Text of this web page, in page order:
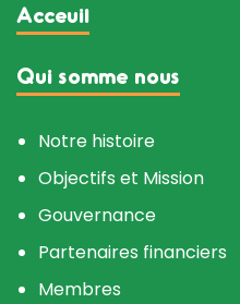
Acceuil
Qui somme nous
Notre histoire
Objectifs et Mission
Gouvernance
Partenaires financiers
Membres